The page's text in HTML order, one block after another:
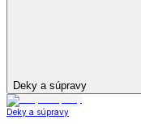
Deky a súpravy
Deky a súpravy